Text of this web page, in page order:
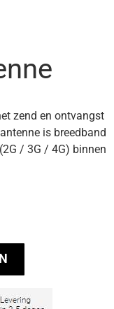
zend en ontvangst
is breedband
/ 3G / 4G) binnen